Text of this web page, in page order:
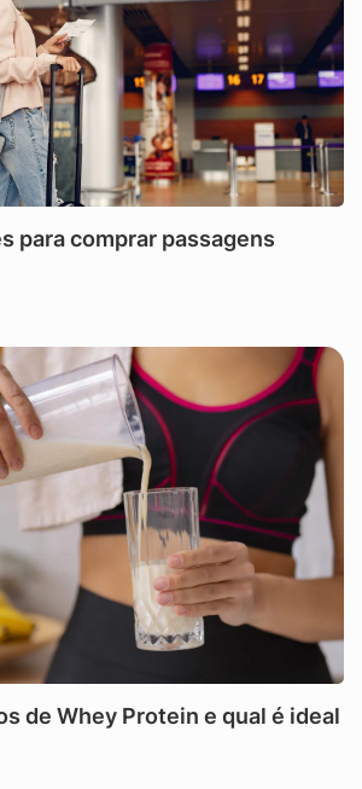
para comprar passagens
de Whey Protein e qual é ideal